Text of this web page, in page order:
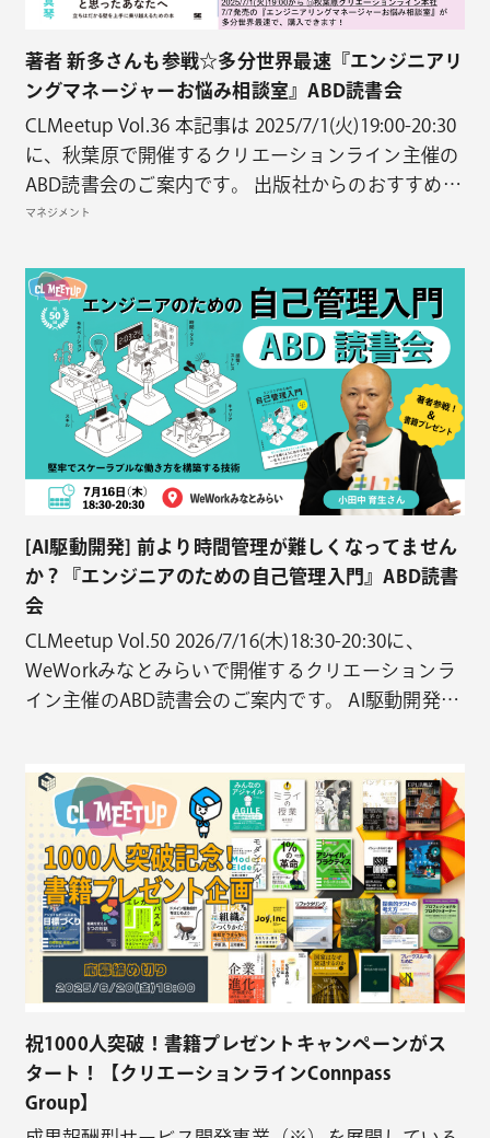
著者 新多さんも参戦☆多分世界最速『エンジニアリ
ングマネージャーお悩み相談室』ABD読書会
CLMeetup Vol.36 本記事は 2025/7/1(火)19:00-20:30
に、秋葉原で開催するクリエーションライン主催の
ABD読書会のご案内です。 出版社からのおすすめの
コメント エンジニアリングマネージャー（EM）と
「メンバーが指示に従わない」「エンジニアリング
スキルが失われる」といった、EMになっ…
マネジメント
[AI駆動開発] 前より時間管理が難しくなってません
か？『エンジニアのための自己管理入門』ABD読書
会
CLMeetup Vol.50 2026/7/16(木)18:30-20:30に、
WeWorkみなとみらいで開催するクリエーションラ
イン主催のABD読書会のご案内です。 AI駆動開発の
ている実感が持てない……」 そんな、日々の仕事に
消耗しがちなエンジニアの皆様へ本イベ…
祝1000人突破！書籍プレゼントキャンペーンがス
タート！【クリエーションラインConnpass
Group】